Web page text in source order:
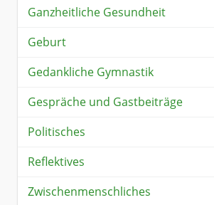
Ganzheitliche Gesundheit
Geburt
Gedankliche Gymnastik
Gespräche und Gastbeiträge
Politisches
Reflektives
Zwischenmenschliches